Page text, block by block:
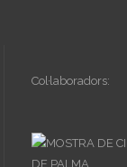
Col·laboradors: